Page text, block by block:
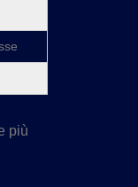
più